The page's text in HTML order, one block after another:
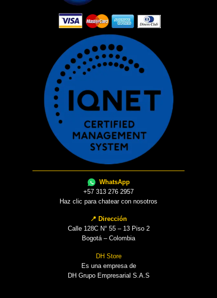
WhatsApp
+57 313 276 2957
Haz clic para chatear con nosotros
📍 Dirección
Calle 128C N° 55 – 13 Piso 2
Bogotá – Colombia
DH Store
Es una empresa de
DH Grupo Empresarial S.A.S